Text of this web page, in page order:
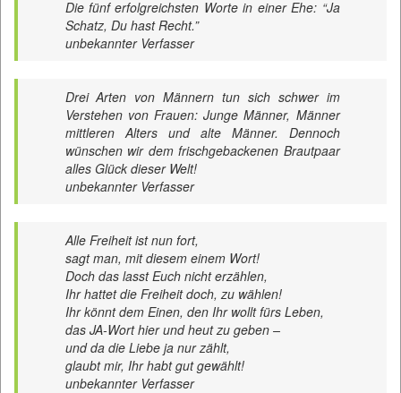
Die fünf erfolgreichsten Worte in einer Ehe: “Ja
Schatz, Du hast Recht.”
unbekannter Verfasser
Drei Arten von Männern tun sich schwer im
Verstehen von Frauen: Junge Männer, Männer
mittleren Alters und alte Männer. Dennoch
wünschen wir dem frischgebackenen Brautpaar
alles Glück dieser Welt!
unbekannter Verfasser
Alle Freiheit ist nun fort,
sagt man, mit diesem einem Wort!
Doch das lasst Euch nicht erzählen,
Ihr hattet die Freiheit doch, zu wählen!
Ihr könnt dem Einen, den Ihr wollt fürs Leben,
das JA-Wort hier und heut zu geben –
und da die Liebe ja nur zählt,
glaubt mir, Ihr habt gut gewählt!
unbekannter Verfasser